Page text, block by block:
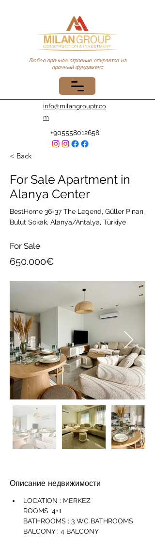
Любое прочное строение опирается на
прочный фундамент.
+905558012658
info@milangrouptr.co
m
< Back
For Sale Apartment in
Alanya Center
BestHome 36-37 The Legend, Güller Pınarı,
Bulut Sokak, Alanya/Antalya, Türkiye
For Sale
650.000€
Описание недвижимости
LOCATION : MERKEZ
ROOMS :4+1
BATHROOMS : 3 WC BATHROOMS
BALCONY : 4 BALCONY